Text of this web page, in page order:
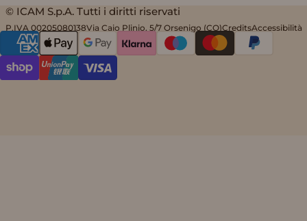
© ICAM S.p.A. Tutti i diritti riservati
P.IVA 00205080138Via Caio Plinio, 5/7 Orsenigo (CO)CreditsAccessibilità